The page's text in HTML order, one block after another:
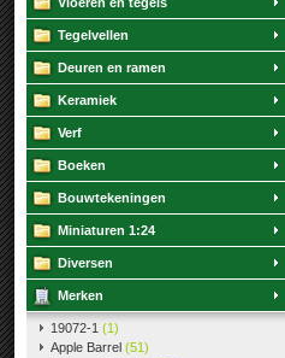
Tegelvellen
Deuren en ramen
Keramiek
Verf
Boeken
Bouwtekeningen
Miniaturen 1:24
Diversen
Merken
19072-1 (1)
Apple Barrel (51)